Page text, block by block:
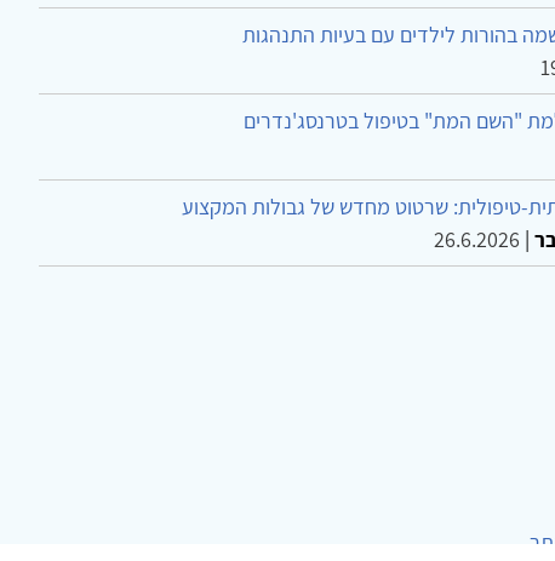
בהורות לילדים עם בעיות התנהגות
"השם המת" בטיפול בטרנסג'נדרים
טיפולית: שרטוט מחדש של גבולות המקצוע
|
26.6.2026